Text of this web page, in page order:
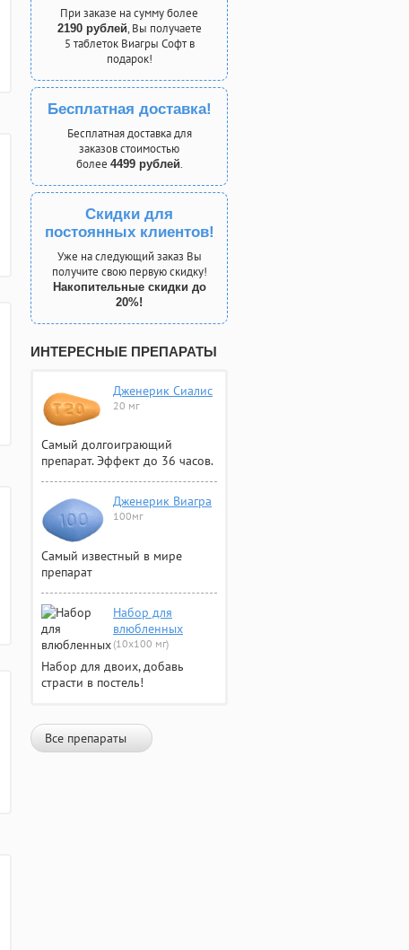
При заказе на сумму более
2190 рублей, Вы получаете
5 таблеток Виагры Софт в
подарок!
Бесплатная доставка!
Бесплатная доставка для
заказов стоимостью
более 4499 рублей.
Скидки для
постоянных клиентов!
Уже на следующий заказ Вы
получите свою первую скидку!
Накопительные скидки до
20%!
ИНТЕРЕСНЫЕ ПРЕПАРАТЫ
Дженерик Сиалис
20 мг
Самый долгоиграющий
препарат. Эффект до 36 часов.
Дженерик Виагра
100мг
Самый известный в мире
препарат
Набор для
влюбленных
(10х100 мг)
Набор для двоих, добавь
страсти в постель!
Все препараты